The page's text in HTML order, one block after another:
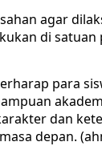
agar
di
para
dan
depan.